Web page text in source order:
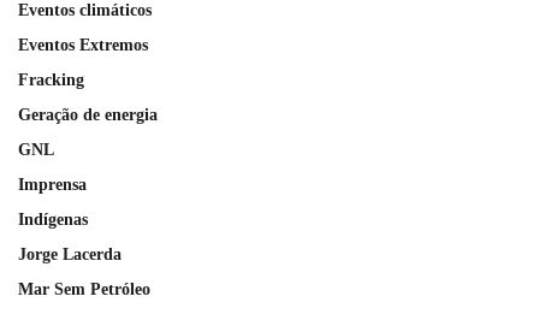
Eventos climáticos
Eventos Extremos
Fracking
Geração de energia
GNL
Imprensa
Indígenas
Jorge Lacerda
Mar Sem Petróleo